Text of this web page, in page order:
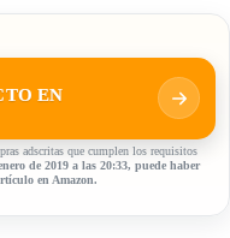
EN
adscritas que cumplen los requisitos
de 2019 a las 20:33, puede haber
en Amazon.